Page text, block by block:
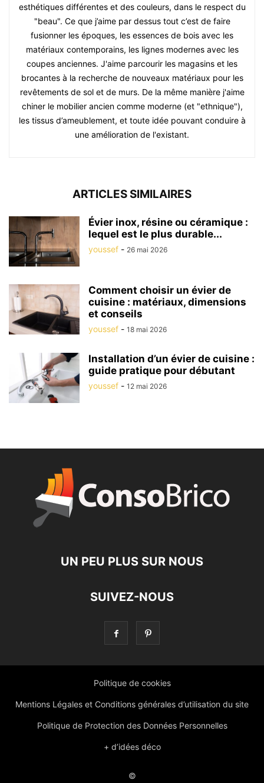
esthétiques différentes et des couleurs, dans le respect du
"beau". Ce que j’aime par dessus tout c’est de faire
fusionner les époques, les essences de bois avec les
matériaux contemporains, les lignes modernes avec les
coupes anciennes. J'aime parcourir les magasins et les
brocantes à la recherche de nouveaux matériaux pour les
revêtements de sol et de murs. De la même manière j'aime
chiner le mobilier ancien comme moderne (et "ethnique"),
les tissus d’ameublement, et toute idée pouvant conduire à
une amélioration de l'existant.
ARTICLES SIMILAIRES
Évier inox, résine ou céramique :
lequel est le plus durable...
youssef - 26 mai 2026
Comment choisir un évier de
cuisine : matériaux, dimensions
et conseils
youssef - 18 mai 2026
Installation d’un évier de cuisine :
guide pratique pour débutant
youssef - 12 mai 2026
UN PEU PLUS SUR NOUS
SUIVEZ-NOUS
Politique de cookies
Mentions Légales et Conditions générales d’utilisation du site
Politique de Protection des Données Personnelles
+ d’idées déco
©